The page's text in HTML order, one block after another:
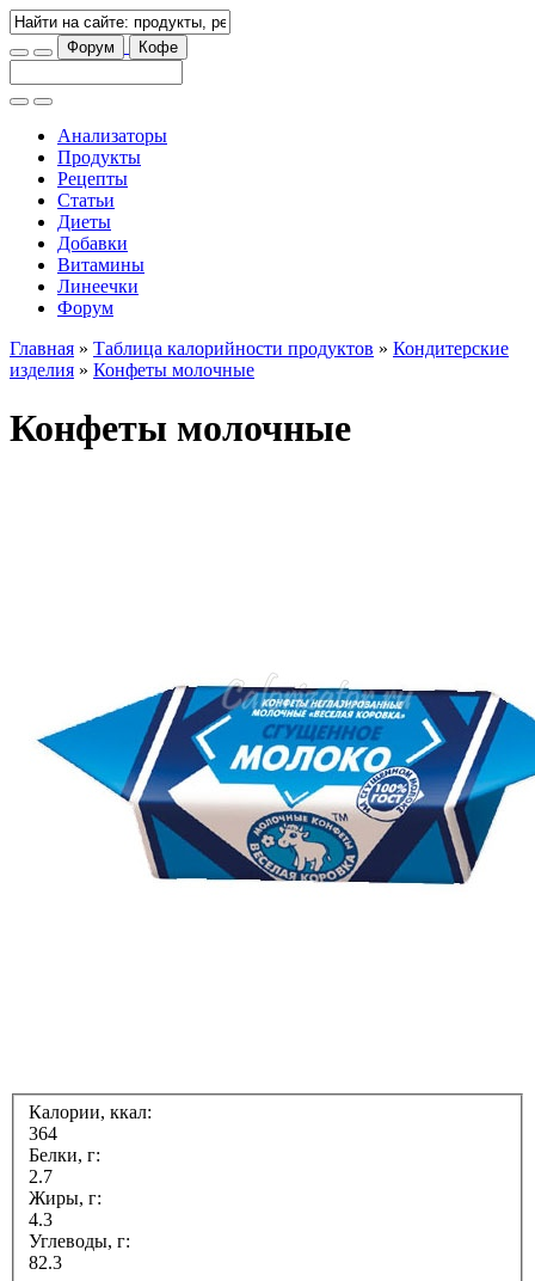
Форум Кофе
Анализаторы
Продукты
Рецепты
Статьи
Диеты
Добавки
Витамины
Линеечки
Форум
Главная » Таблица калорийности продуктов » Кондитерские
изделия » Конфеты молочные
Конфеты молочные
Калории, ккал:
364
Белки, г:
2.7
Жиры, г:
4.3
Углеводы, г:
82.3